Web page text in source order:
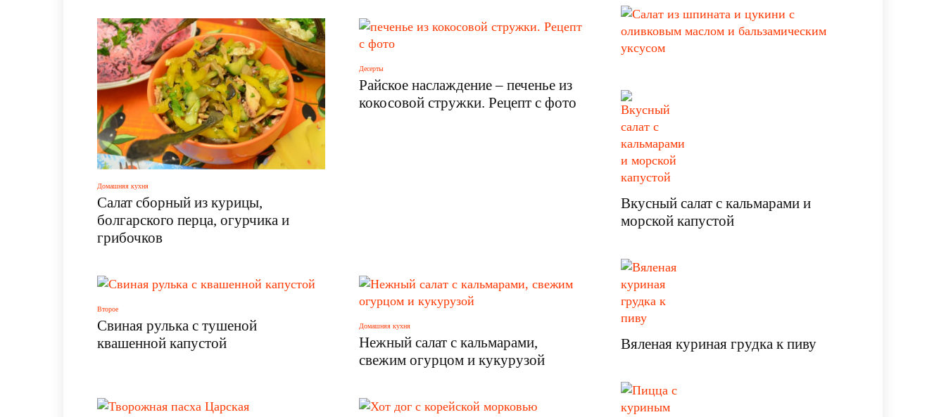
Домашняя кухня
Салат сборный из курицы,
болгарского перца, огурчика и
грибочков
Десерты
Райское наслаждение – печенье из
кокосовой стружки. Рецепт с фото
Второе
Свиная рулька с тушеной
квашенной капустой
Домашняя кухня
Нежный салат с кальмарами,
свежим огурцом и кукурузой
Вкусный салат с кальмарами и
морской капустой
Вяленая куриная грудка к пиву